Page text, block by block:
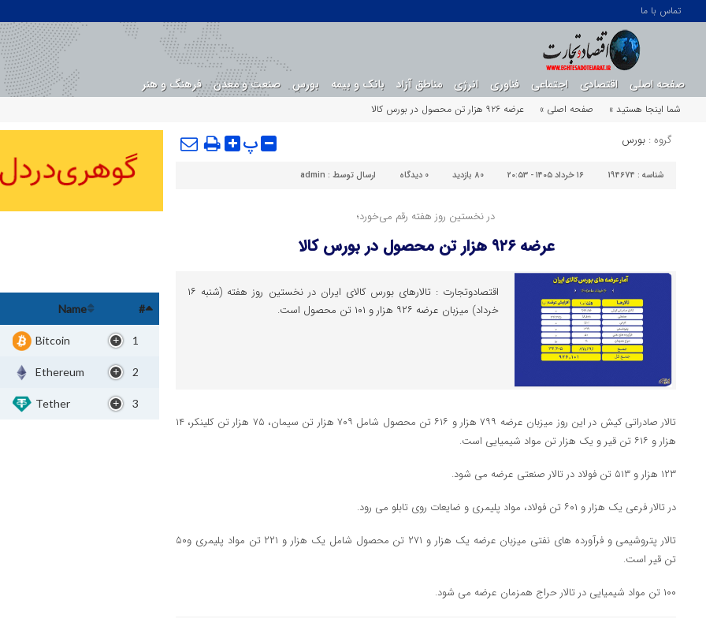
تماس با ما
صفحه اصلی اقتصادی اجتماعی فناوری انرژی مناطق آزاد بانک و بیمه بورس صنعت و معدن فرهنگ و هنر
شما اینجا هستید »
صفحه اصلی » عرضه ۹۲۶ هزار تن محصول در بورس کالا
گروه : بورس پ
شناسه : 194674 ۱۶ خرداد ۱۴۰۵ - ۲۰:۵۳ 80 بازدید 0 دیدگاه ارسال توسط : admin
در نخستین روز هفته رقم می‌خورد؛
عرضه ۹۲۶ هزار تن محصول در بورس کالا
اقتصادوتجارت : تالارهای بورس کالای ایران در نخستین روز هفته (شنبه ۱۶
خرداد) میزبان عرضه ۹۲۶ هزار و ۱۰۱ تن محصول است.
تالار صادراتی کیش در این روز میزبان عرضه ۷۹۹ هزار و ۶۱۶ تن محصول شامل ۷۰۹ هزار تن سیمان، ۷۵ هزار تن کلینکر، ۱۴
هزار و ۶۱۶ تن قیر و یک هزار تن مواد شیمیایی است.
۱۲۳ هزار و ۵۱۳ تن فولاد در تالار صنعتی عرضه می شود.
در تالار فرعی یک هزار و ۶۰۱ تن فولاد، مواد پلیمری و ضایعات روی تابلو می رود.
تالار پتروشیمی و فرآورده های نفتی میزبان عرضه یک هزار و ۲۷۱ تن محصول شامل یک هزار و ۲۲۱ تن مواد پلیمری و۵۰
تن قیر است.
۱۰۰ تن مواد شیمیایی در تالار حراج همزمان عرضه می شود.
#
Name
1
Bitcoin
2
Ethereum
3
Tether